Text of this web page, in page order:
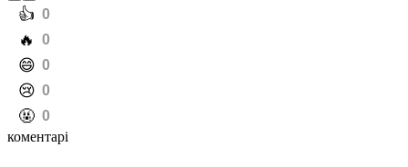
️👍 0
️🔥 0
️😄 0
️😢 0
️🤬 0
коментарі